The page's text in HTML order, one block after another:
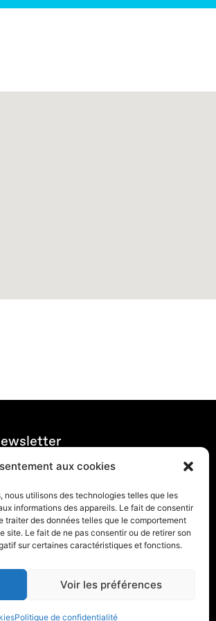
aux cookies
nous utilisons des technologies telles que les
informations des appareils. Le fait de consentir
traiter des données telles que le comportement
site. Le fait de ne pas consentir ou de retirer son
sur certaines caractéristiques et fonctions.
Voir les préférences
Politique de confidentialité
Abonnez-vous à la newsletter